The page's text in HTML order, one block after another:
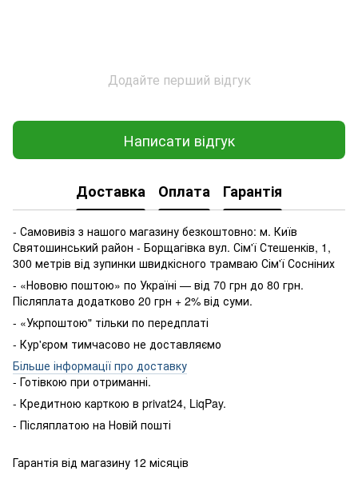
Додайте перший відгук
Написати відгук
Доставка Оплата Гарантія
- Самовивіз з нашого магазину безкоштовно: м. Київ
Святошинський район - Борщагівка вул. Сім'ї Стешенків, 1,
300 метрів від зупинки швидкісного трамваю Сім'ї Сосніних
- «Нововю поштою» по Україні — від 70 грн до 80 грн.
Післяплата додатково 20 грн + 2% від суми.
- «Укрпоштою" тільки по передплаті
- Кур'єром тимчасово не доставляємо
Більше інформації про доставку
- Готівкою при отриманні.
- Кредитною карткою в privat24, LiqPay.
- Післяплатою на Новій пошті
Гарантія від магазину 12 місяців